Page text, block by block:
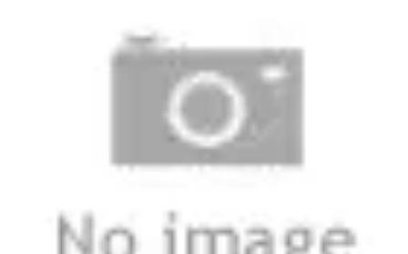
Consejos y Mantenimiento
Guía de CompraGuías de Compra